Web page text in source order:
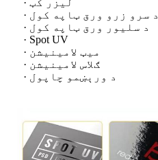
· لیزر کټ
· د سرو زرو ورق ټاپه کول
· د سلیور ورق ټاپه کول
· Spot UV
· میټ لامینیشن
· ګلاس لامینیشن
· د ورېښمو چاپول